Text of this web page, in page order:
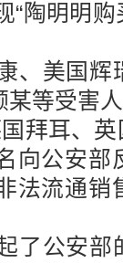
“陶明明
、美国
某等受害
拜耳、
向公安部
法流通销
了公安